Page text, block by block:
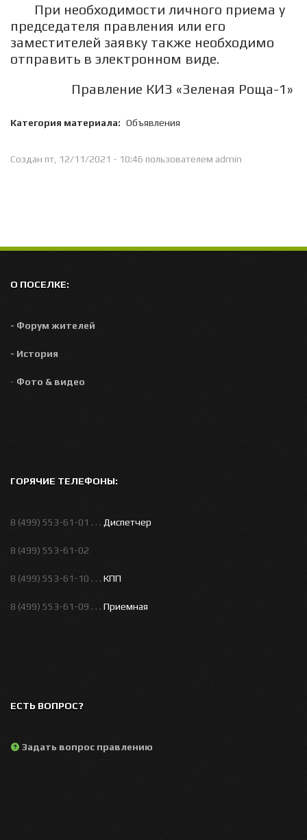
При необходимости личного приема у
председателя правления или его
заместителей заявку также необходимо
отправить в электронном виде.
Правление КИЗ «Зеленая Роща-1»
Категория материала: Объявления
Создан пт, 12/11/2021 - 10:46 пользователем admin
О ПОСЕЛКЕ:
- Форум жителей
- История
- Фото & видео
ГОРЯЧИЕ ТЕЛЕФОНЫ:
8 (499) 553-61-01 . . . Диспетчер
8 (499) 553-61-02
8 (499) 553-61-10 . . . КПП
8 (499) 553-61-09 . . . Приемная
ЕСТЬ ВОПРОС?
Задать вопрос правлению